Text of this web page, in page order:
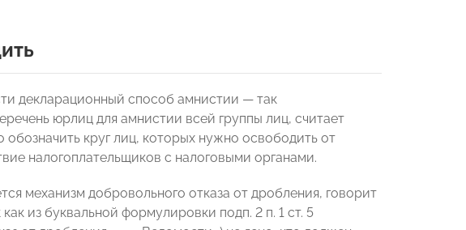
декларационный способ амнистии — так
юрлиц для амнистии всей группы лиц, считает
круг лиц, которых нужно освободить от
налогоплательщиков с налоговыми органами.
механизм добровольного отказа от дробления, говорит
из буквальной формулировки подп. 2 п. 1 ст. 5